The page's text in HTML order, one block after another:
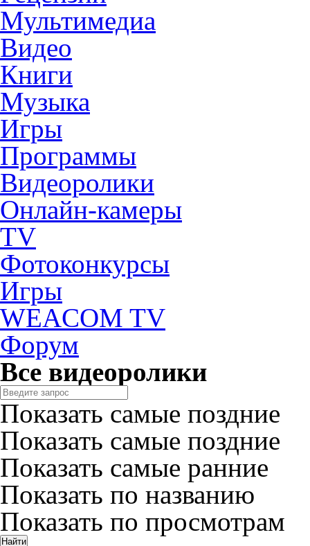
Мультимедиа
Видео
Книги
Музыка
Игры
Программы
Видеоролики
Онлайн-камеры
TV
Фотоконкурсы
Игры
WEACOM TV
Форум
Все видеоролики
Показать самые поздние
Показать самые поздние
Показать самые ранние
Показать по названию
Показать по просмотрам